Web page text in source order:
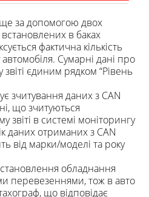
за допомогою двох
в баках
фактична кількість
Сумарні дані про
єдиним рядком “Рівень
зчитування даних з CAN
що зчитуються
звіті в системі моніторингу
даних отриманих з CAN
від марки/моделі та року
обладнання
перевезеннями, тож в авто
що відповідає